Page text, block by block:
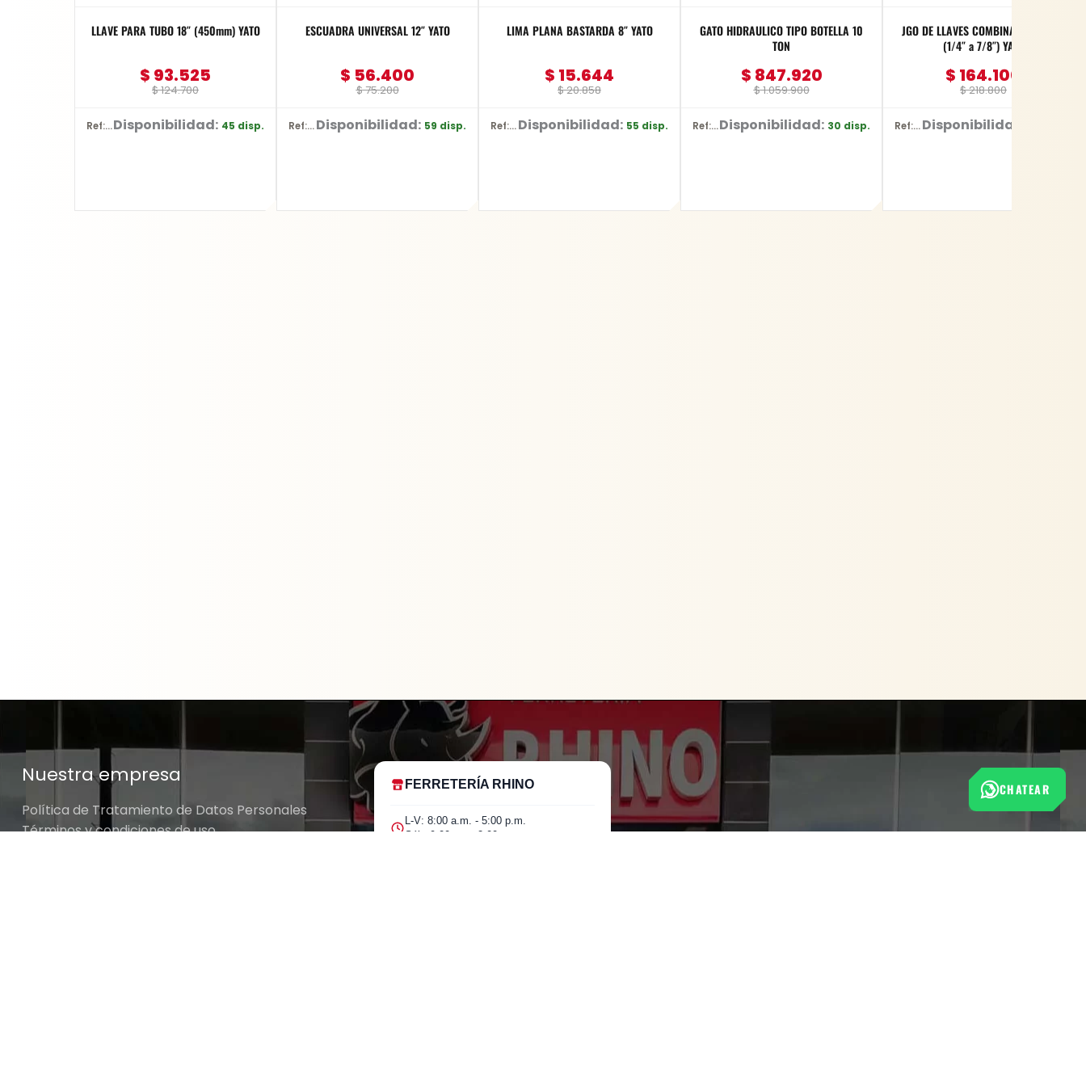
LLAVE PARA TUBO 18″ (450mm) YATO
$124.700
$ 93.525
Ref: YT-2491Disponibilidad: 45 disp.
ESCUADRA UNIVERSAL 12″ YATO
$75.200
$ 56.400
Ref: YT-70772Disponibilidad: 59 disp.
LIMA PLANA BASTARDA 8″ YATO
$20.858
$ 15.644
Ref: YT-62229Disponibilidad: 55 disp.
GATO HIDRAULICO TIPO BOTELLA 10
TON
$1.059.900
$ 847.920
Ref: BR10Disponibilidad: 30 disp.
JGO DE LLAVES COMBINADAS 11 PZS
(1/4″ a 7/8″) YATO
$218.800
$ 164.100
Ref: YT-48851Disponibilidad:
Nuestra empresa
Política de Tratamiento de Datos Personales
Términos y condiciones de uso
FERRETERÍA RHINO
L-V: 8:00 a.m. - 5:00 p.m.
Sáb: 9:00 am - 2:00 pm
CHATEAR